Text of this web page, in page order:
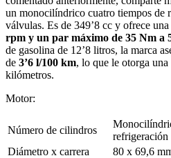
un monocilíndrico cuatro tiempos de
válvulas. Es de 349’8 cc y ofrece una
rpm y un par máximo de 35 Nm a
de gasolina de 12’8 litros, la marca
de 3’6 l/100 km, lo que le otorga
kilómetros.
Motor:
Número de cilindros
Diámetro x carrera
80 x 69,6